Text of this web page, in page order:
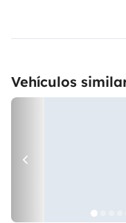
Vehículos